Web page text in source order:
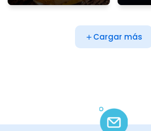
Cargar más